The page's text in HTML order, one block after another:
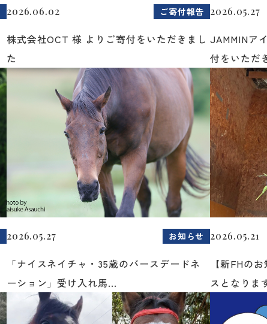
2026.06.02 ご寄付報告
株式会社OCT 様 よりご寄付をいただきまし
た
2026.05.27
JAMMINア
付をいただ
2026.05.27 お知らせ
「ナイスネイチャ・35歳のバースデードネ
ーション」受け入れ馬...
2026.05.21
【新FHの
スとなりま